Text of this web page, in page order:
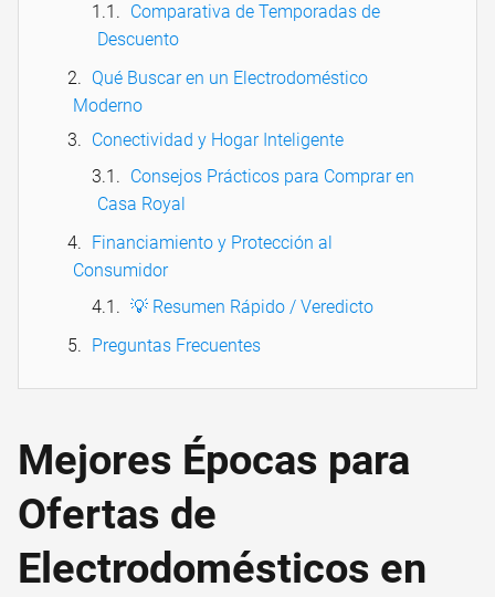
Comparativa de Temporadas de
Descuento
Qué Buscar en un Electrodoméstico
Moderno
Conectividad y Hogar Inteligente
Consejos Prácticos para Comprar en
Casa Royal
Financiamiento y Protección al
Consumidor
💡 Resumen Rápido / Veredicto
Preguntas Frecuentes
Mejores Épocas para
Ofertas de
Electrodomésticos en